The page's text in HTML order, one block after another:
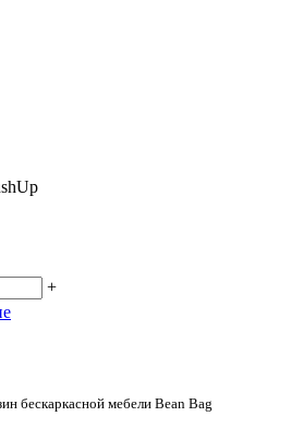
+
бескаркасной мебели Bean Bag